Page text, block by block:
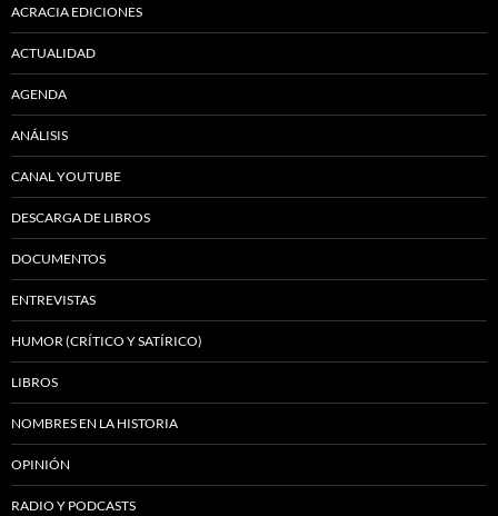
ACRACIA EDICIONES
ACTUALIDAD
AGENDA
ANÁLISIS
CANAL YOUTUBE
DESCARGA DE LIBROS
DOCUMENTOS
ENTREVISTAS
HUMOR (CRÍTICO Y SATÍRICO)
LIBROS
NOMBRES EN LA HISTORIA
OPINIÓN
RADIO Y PODCASTS